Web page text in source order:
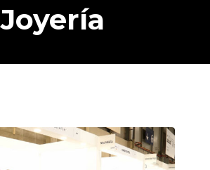
Joyería